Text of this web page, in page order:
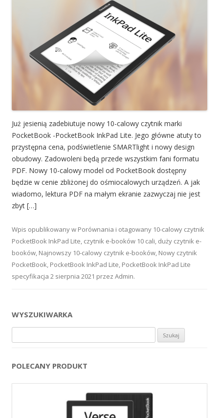
Już jesienią zadebiutuje nowy 10-calowy czytnik marki
PocketBook -PocketBook InkPad Lite. Jego główne atuty to
przystępna cena, podświetlenie SMARTlight i nowy design
obudowy. Zadowoleni będą przede wszystkim fani formatu
PDF. Nowy 10-calowy model od PocketBook dostępny
będzie w cenie zbliżonej do ośmiocalowych urządzeń. A jak
wiadomo, lektura PDF na małym ekranie zazwyczaj nie jest
zbyt […]
Wpis opublikowany w Porównania i otagowany 10-calowy czytnik
PocketBook InkPad Lite, czytnik e-booków 10 cali, duży czytnik e-
booków, Najnowszy 10-calowy czytnik e-booków, Nowy czytnik
PocketBook, PocketBook InkPad Lite, PocketBook InkPad Lite
specyfikacja 2 sierpnia 2021 przez Admin.
WYSZUKIWARKA
POLECANY PRODUKT